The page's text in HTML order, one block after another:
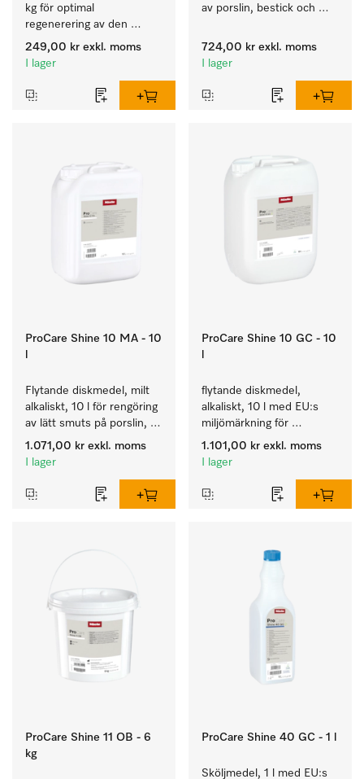
kg för optimal
regenerering av den
interna avhärdaren.
249,00 kr exkl. moms
I lager
av porslin, bestick och
724,00 kr exkl. moms
I lager
ProCare Shine 10 MA - 10
Flytande diskmedel, milt
alkaliskt, 10 l för rengöring
av lätt smuts på porslin,
bestick och glas.
1.071,00 kr exkl. moms
I lager
ProCare Shine 10 GC - 10
flytande diskmedel,
alkaliskt, 10 l med EU:s
miljömärkning för
rengöring av vardaglig
smuts på porslin, bestick
1.101,00 kr exkl. moms
I lager
ProCare Shine 11 OB - 6
kg
ProCare Shine 40 GC - 1 l
Sköljmedel, 1 l med EU:s